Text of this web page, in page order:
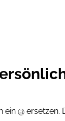
@ ersetzen.